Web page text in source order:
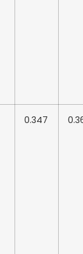
0.347